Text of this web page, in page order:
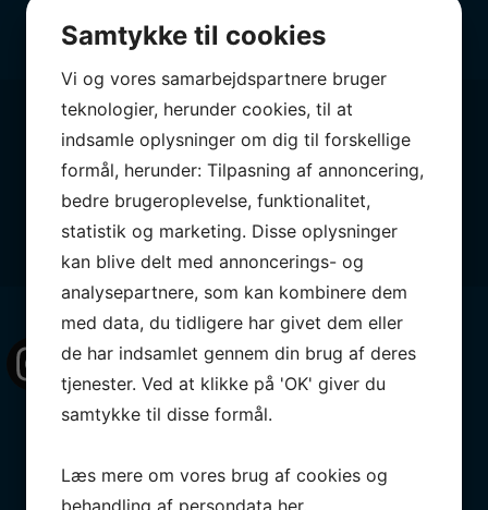
Følg med
osihellerupsejlklub
0
Drengene kæmper for det!!
Endnu en weekend med super godt humør og flotte resultater 🥳💪😊
Asger vinder i C-rækken og rykker dermed op som B-sejler.
#okdinghy #nordicchampionship #hellerup #stormybay
OK DM 2023
Samtykke til cookies
Vi og vores samarbejdspartnere bruger
teknologier, herunder cookies, til at
indsamle oplysninger om dig til forskellige
formål, herunder: Tilpasning af annoncering,
bedre brugeroplevelse, funktionalitet,
statistik og marketing. Disse oplysninger
kan blive delt med annoncerings- og
analysepartnere, som kan kombinere dem
med data, du tidligere har givet dem eller
de har indsamlet gennem din brug af deres
tjenester. Ved at klikke på 'OK' giver du
samtykke til disse formål.
Læs mere om vores brug af cookies og
behandling af persondata her.